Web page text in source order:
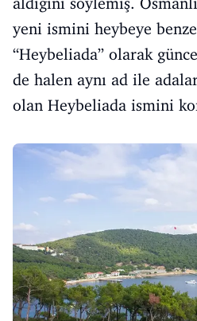
yeni ismini heybeye
“Heybeliada” olarak
de halen aynı ad ile
olan Heybeliada ismini